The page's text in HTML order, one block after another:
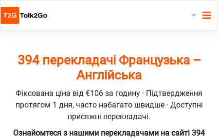
394 перекладачі Французька –
Англійська
Фіксована ціна від €106 за годину · Підтвердження
протягом 1 дня, часто набагато швидше · Доступні
присяжні перекладачі.
Ознайомтеся з нашими перекладачами на сайті 394